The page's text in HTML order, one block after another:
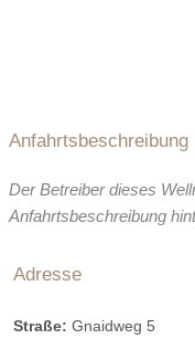
Anfahrtsbeschreibung
Der Betreiber dieses
Anfahrtsbeschreibung
Adresse
Straße: Gnaidweg 5